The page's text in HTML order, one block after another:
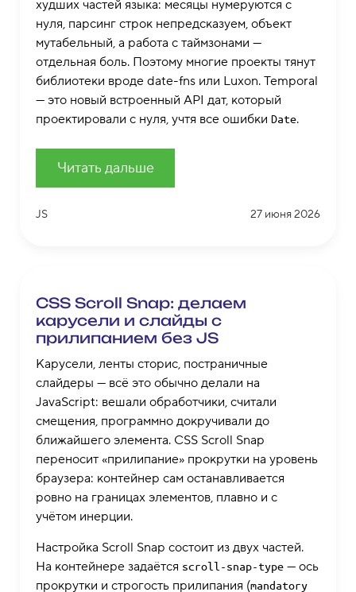
худших частей языка: месяцы нумеруются с
нуля, парсинг строк непредсказуем, объект
мутабельный, а работа с таймзонами —
отдельная боль. Поэтому многие проекты тянут
библиотеки вроде date-fns или Luxon. Temporal
— это новый встроенный API дат, который
проектировали с нуля, учтя все ошибки Date.
Читать дальше
JS 27 июня 2026
CSS Scroll Snap: делаем
карусели и слайды с
прилипанием без JS
Карусели, ленты сторис, постраничные
слайдеры — всё это обычно делали на
JavaScript: вешали обработчики, считали
смещения, программно докручивали до
ближайшего элемента. CSS Scroll Snap
переносит «прилипание» прокрутки на уровень
браузера: контейнер сам останавливается
ровно на границах элементов, плавно и с
учётом инерции.
Настройка Scroll Snap состоит из двух частей.
На контейнере задаётся scroll-snap-type — ось
прокрутки и строгость прилипания (mandatory